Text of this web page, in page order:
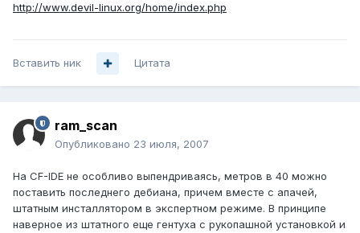
http://www.devil-linux.org/home/index.php
Вставить ник Цитата
ram_scan
Опубликовано 23 июля, 2007
На CF-IDE не особливо выпендриваясь, метров в 40 можно
поставить последнего дебиана, причем вместе с апачей,
штатным инсталлятором в экспертном режиме. В принципе
наверное из штатного еще гентуха с рукопашной установкой и